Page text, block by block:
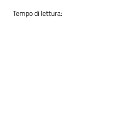
Tempo di lettura: